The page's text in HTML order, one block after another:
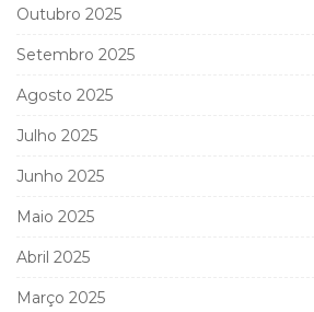
Outubro 2025
Setembro 2025
Agosto 2025
Julho 2025
Junho 2025
Maio 2025
Abril 2025
Março 2025